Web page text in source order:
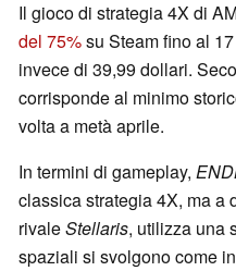
Il gioco di strategia 4X di
del 75%su Steam fino al
invece di 39,99 dollari.
corrisponde al minimo
volta a metà aprile.
In termini di gameplay,
classica strategia 4X, ma a
rivaleStellaris, utilizza una
spaziali si svolgono come